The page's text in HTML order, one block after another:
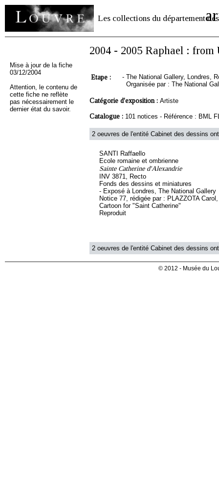
Les collections du département des
Mise à jour de la fiche
03/12/2004
Attention, le contenu de
cette fiche ne reflète
pas nécessairement le
dernier état du savoir.
2004 - 2005 Raphael : from
Etape : - The National Gallery, Londres,
Organisée par : The National
Catégorie d'exposition : Artiste
Catalogue : 101 notices - Référence : BML
2 oeuvres de l'entité Cabinet des dessins
SANTI Raffaello
Ecole romaine et ombrienne
Sainte Catherine d'Alexandrie
INV 3871, Recto
Fonds des dessins et miniatures
- Exposé à Londres, The National Gallery
Notice 77, rédigée par : PLAZZOTA
Cartoon for "Saint Catherine"
Reproduit
2 oeuvres de l'entité Cabinet des dessins
© 2012 - Musée du